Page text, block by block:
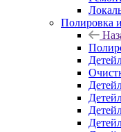
Полировка